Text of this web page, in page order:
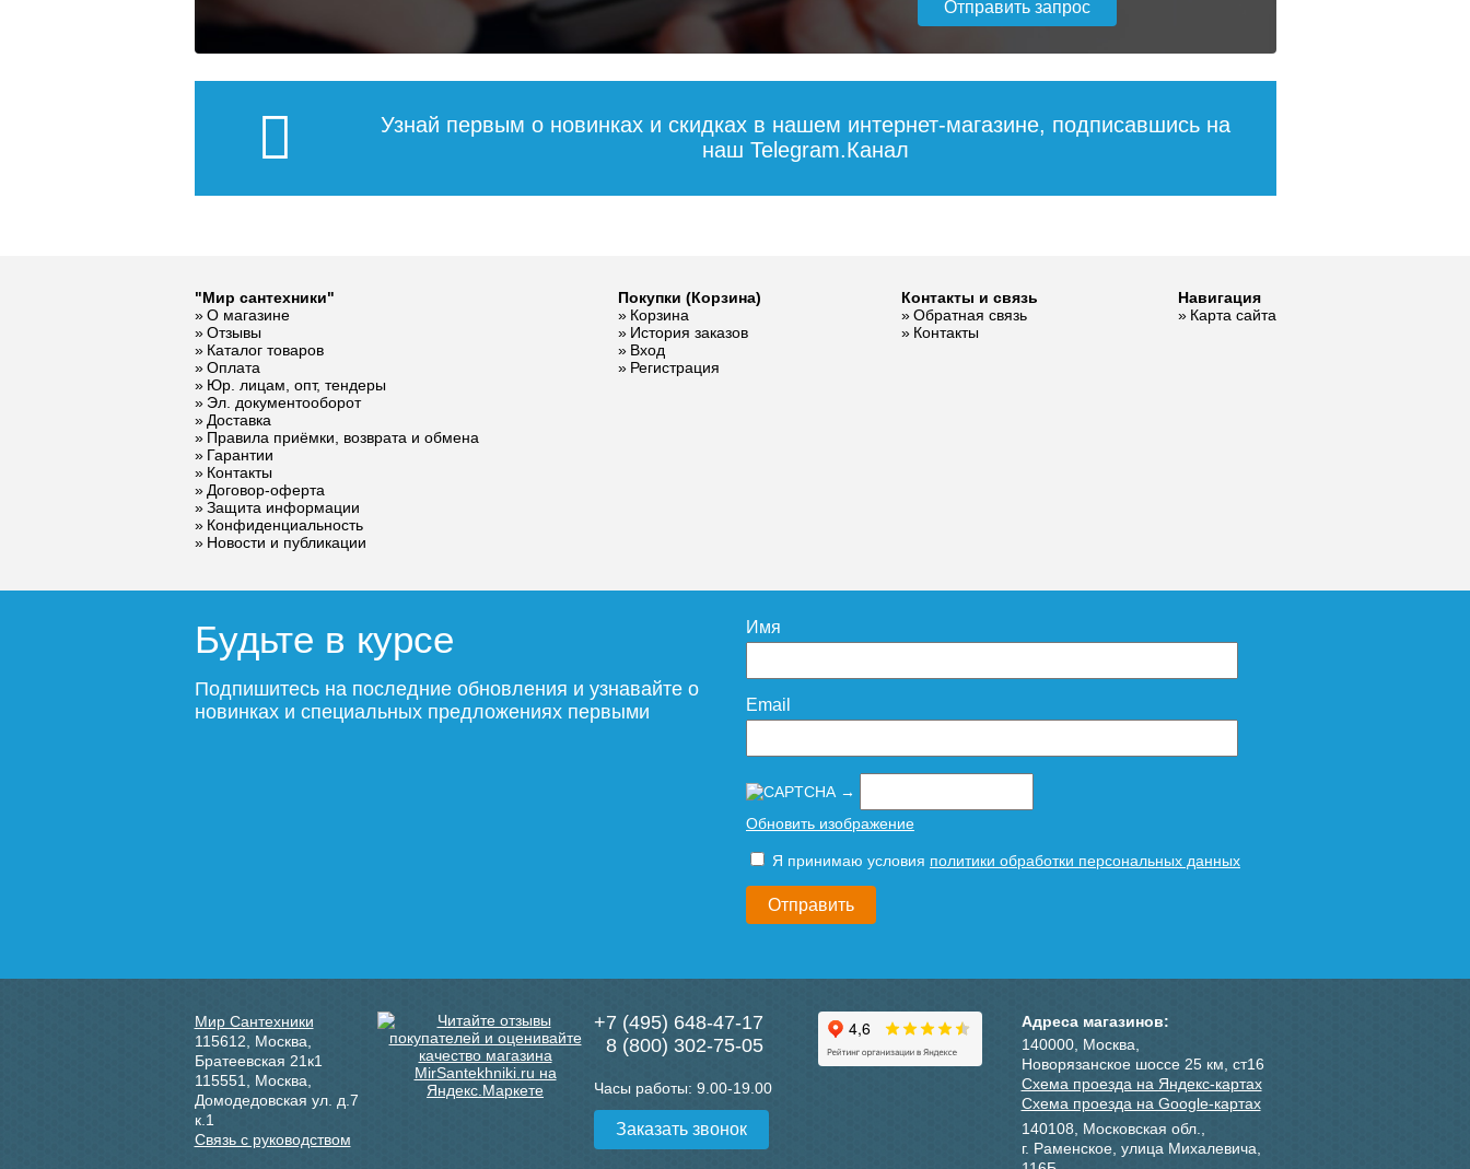
Узнай первым о новинках и скидках в нашем интернет-магазине, подписавшись на
наш Telegram.Канал
"Мир сантехники"
О магазине
Отзывы
Каталог товаров
Оплата
Юр. лицам, опт, тендеры
Эл. документооборот
Доставка
Правила приёмки, возврата и обмена
Гарантии
Контакты
Договор-оферта
Защита информации
Конфиденциальность
Новости и публикации
Покупки (Корзина)
Корзина
История заказов
Вход
Регистрация
Контакты и связь
Обратная связь
Контакты
Навигация
Карта сайта
Будьте в курсе
Подпишитесь на последние обновления и узнавайте о
новинках и специальных предложениях первыми
Имя
Email
→
Обновить изображение
Я принимаю условия политики обработки персональных данных
Мир Сантехники
115612, Москва,
Братеевская 21к1
115551, Москва,
Домодедовская ул. д.7
к.1
Связь с руководством
+7 (495) 648-47-17
8 (800) 302-75-05
Часы работы: 9.00-19.00
Заказать звонок
Адреса магазинов:
140000, Москва,
Новорязанское шоссе 25 км, ст16
Схема проезда на Яндекс-картах
Схема проезда на Google-картах
140108, Московская обл.,
г. Раменское, улица Михалевича,